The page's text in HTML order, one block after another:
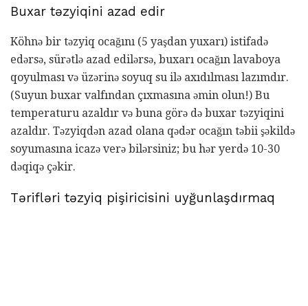
Buxar təzyiqini azad edir
Köhnə bir təzyiq ocağını (5 yaşdan yuxarı) istifadə
edərsə, sürətlə azad edilərsə, buxarı ocağın lavaboya
qoyulması və üzərinə soyuq su ilə axıdılması lazımdır.
(Suyun buxar valfından çıxmasına əmin olun!) Bu
temperaturu azaldır və buna görə də buxar təzyiqini
azaldır. Təzyiqdən azad olana qədər ocağın təbii şəkildə
soyumasına icazə verə bilərsiniz; bu hər yerdə 10-30
dəqiqə çəkir.
Tərifləri təzyiq pişiricisini uyğunlaşdırmaq